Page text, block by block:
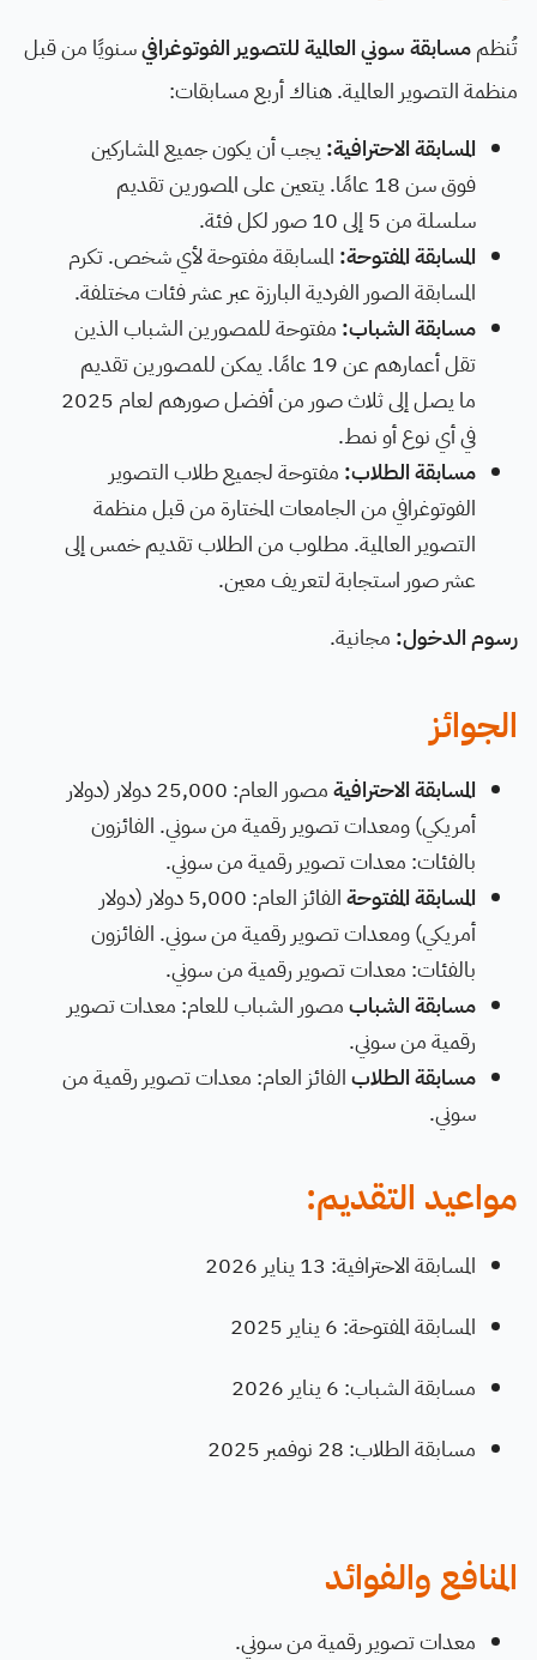
تُنظممسابقة سوني العالمية للتصوير الفوتوغرافيسنويًا من قبل
منظمة التصوير العالمية. هناك أربع مسابقات:
المسابقة الاحترافية: يجب أن يكون جميع المشاركين
فوق سن 18 عامًا. يتعين على المصورين تقديم
سلسلة من 5 إلى 10 صور لكل فئة.
المسابقة المفتوحة: المسابقة مفتوحة لأي شخص. تكرم
المسابقة الصور الفردية البارزة عبر عشر فئات مختلفة.
مسابقة الشباب: مفتوحة للمصورين الشباب الذين
تقل أعمارهم عن 19 عامًا. يمكن للمصورين تقديم
ما يصل إلى ثلاث صور من أفضل صورهم لعام 2025
في أي نوع أو نمط.
مسابقة الطلاب: مفتوحة لجميع طلاب التصوير
الفوتوغرافي من الجامعات المختارة من قبل منظمة
التصوير العالمية. مطلوب من الطلاب تقديم خمس إلى
عشر صور استجابة لتعريف معين.
رسوم الدخول: مجانية.
الجوائز
المسابقة الاحترافية
مصور العام: 25,000 دولار (دولار
أمريكي) ومعدات تصوير رقمية من سوني. الفائزون
بالفئات: معدات تصوير رقمية من سوني.
المسابقة المفتوحة
الفائز العام: 5,000 دولار (دولار
أمريكي) ومعدات تصوير رقمية من سوني. الفائزون
بالفئات: معدات تصوير رقمية من سوني.
مسابقة الشبابمصور الشباب للعام: معدات تصوير
رقمية من سوني.
مسابقة الطلابالفائز العام: معدات تصوير رقمية من
سوني.
مواعيد التقديم:
المسابقة الاحترافية: 13 يناير 2026
المسابقة المفتوحة: 6 يناير 2025
مسابقة الشباب: 6 يناير 2026
مسابقة الطلاب: 28 نوفمبر 2025
المنافع والفوائد
معدات تصوير رقمية من سوني.